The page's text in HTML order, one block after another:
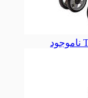
ناموجود